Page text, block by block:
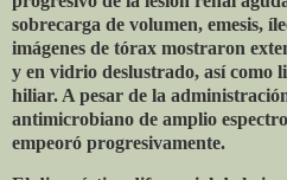
sobrecarga de volumen, emesis,
imágenes de tórax mostraron
y en vidrio deslustrado, así como
hiliar. A pesar de la
antimicrobiano de amplio
empeoró progresivamente.